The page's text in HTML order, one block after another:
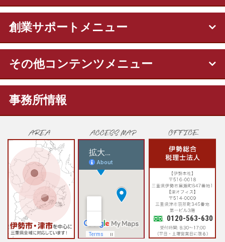
創業サポートメニュー
その他コンテンツメニュー
事務所情報
0120-563-630